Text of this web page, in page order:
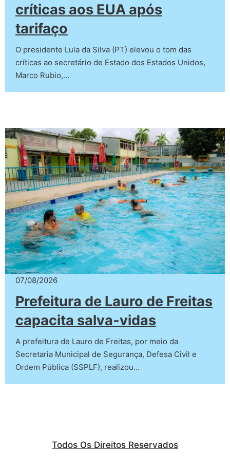
críticas aos EUA após
tarifaço
O presidente Lula da Silva (PT) elevou o tom das
críticas ao secretário de Estado dos Estados Unidos,
Marco Rubio,…
07/08/2026
Prefeitura de Lauro de Freitas
capacita salva-vidas
A prefeitura de Lauro de Freitas, por meio da
Secretaria Municipal de Segurança, Defesa Civil e
Ordem Pública (SSPLF), realizou…
Todos Os Direitos Reservados